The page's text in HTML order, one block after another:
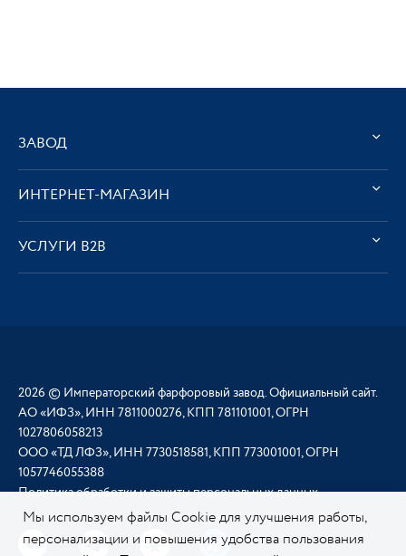
ЗАВОД
ИНТЕРНЕТ-МАГАЗИН
УСЛУГИ В2В
2026 © Императорский фарфоровый завод. Официальный сайт.
АО «ИФЗ», ИНН 7811000276, КПП 781101001, ОГРН
1027806058213
ООО «ТД ЛФЗ», ИНН 7730518581, КПП 773001001, ОГРН
1057746055388
Политика обработки и защиты персональных данных
Мы используем файлы Cookie для улучшения работы,
персонализации и повышения удобства пользования